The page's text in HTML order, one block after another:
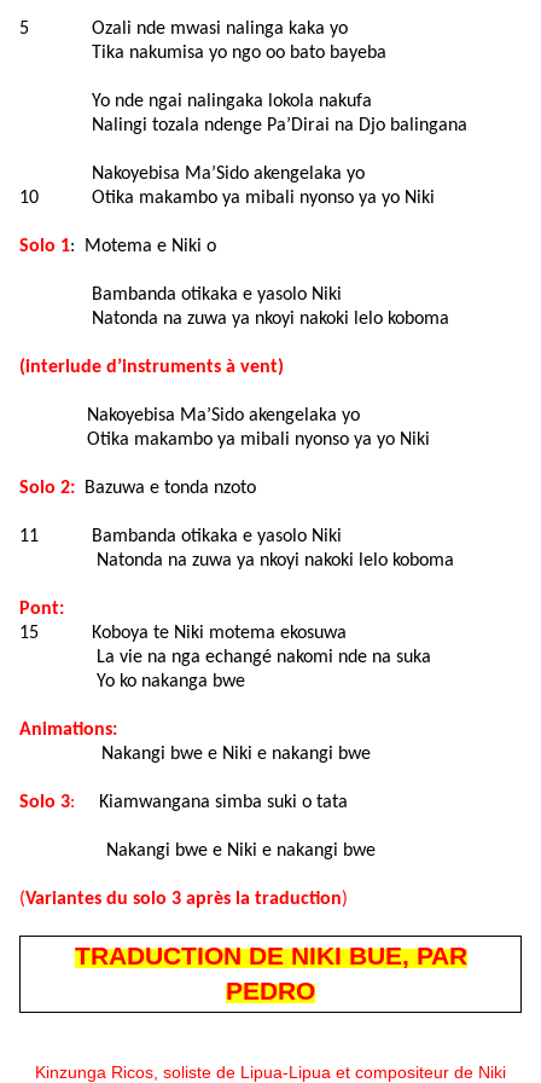
5
Ozali nde mwasi nalinga kaka yo
Tika nakumisa yo ngo oo bato bayeba
Yo nde ngai nalingaka lokola nakufa
Nalingi tozala ndenge Pa’Dirai na Djo balingana
Nakoyebisa Ma’Sido akengelaka yo
10
Otika makambo ya mibali nyonso ya yo Niki
Solo 1: Motema e Niki o
Bambanda otikaka e yasolo Niki
Natonda na zuwa ya nkoyi nakoki lelo koboma
(interlude d’instruments à vent)
Nakoyebisa Ma’Sido akengelaka yo
Otika makambo ya mibali nyonso ya yo Niki
Solo 2: Bazuwa e tonda nzoto
11
Bambanda otikaka e yasolo Niki
Natonda na zuwa ya nkoyi nakoki lelo koboma
Pont:
15
Koboya te Niki motema ekosuwa
La vie na nga echangé nakomi nde na suka
Yo ko nakanga bwe
Animations:
Nakangi bwe e Niki e nakangi bwe
Solo 3: Kiamwangana simba suki o tata
Nakangi bwe e Niki e nakangi bwe
(Variantes du solo 3 après la traduction)
TRADUCTION DE NIKI BUE, PAR
PEDRO
Kinzunga Ricos, soliste de Lipua-Lipua et compositeur de Niki